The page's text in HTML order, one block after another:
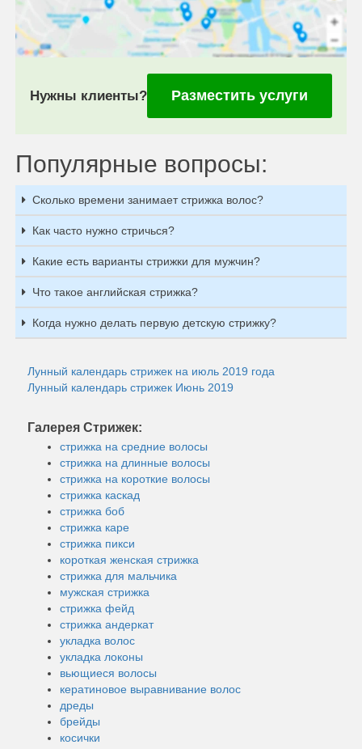
Нужны клиенты? Разместить услуги
Популярные вопросы:
Сколько времени занимает стрижка волос?
Как часто нужно стричься?
Какие есть варианты стрижки для мужчин?
Что такое английская стрижка?
Когда нужно делать первую детскую стрижку?
Лунный календарь стрижек на июль 2019 года
Лунный календарь стрижек Июнь 2019
Галерея Стрижек:
стрижка на средние волосы
стрижка на длинные волосы
стрижка на короткие волосы
стрижка каскад
стрижка боб
стрижка каре
стрижка пикси
короткая женская стрижка
стрижка для мальчика
мужская стрижка
стрижка фейд
стрижка андеркат
укладка волос
укладка локоны
вьющиеся волосы
кератиновое выравнивание волос
дреды
брейды
косички